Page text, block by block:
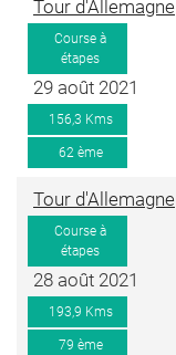
Tour d'Allemagne
Course à
étapes
29 août 2021
156,3 Kms
62 ème
Tour d'Allemagne
Course à
étapes
28 août 2021
193,9 Kms
79 ème